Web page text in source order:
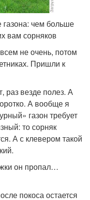
газона: чем больше
вам сорняков
не очень, потом
Пришли к
раз везде полез. А
А вообще я
газон требует
то сорняк
А с клевером такой
он пропал…
покоса остается